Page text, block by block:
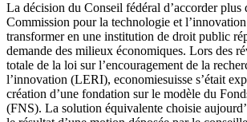
La décision du Conseil fédéral d’accorder plus
Commission pour la technologie et
transformer en une institution de droit public
demande des milieux économiques. Lors des
totale de la loi sur l’encouragement de la
l’innovation (LERI), economiesuisse s’était
création d’une fondation sur le modèle du
(FNS). La solution équivalente choisie